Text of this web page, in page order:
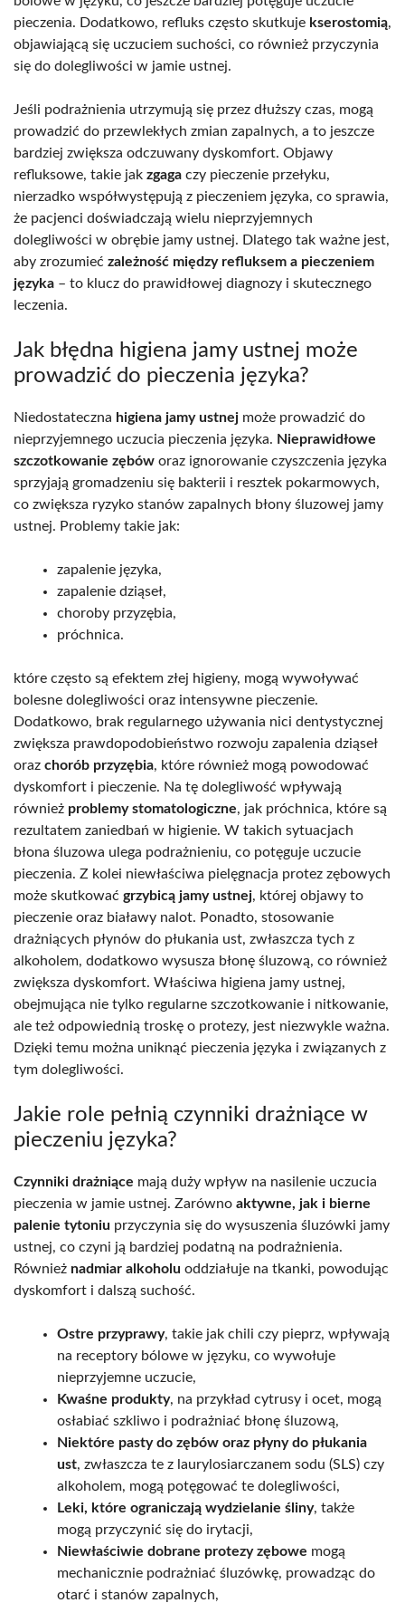
pieczenia. Dodatkowo, refluks często skutkuje kserostomią,
objawiającą się uczuciem suchości, co również przyczynia
się do dolegliwości w jamie ustnej.
Jeśli podrażnienia utrzymują się przez dłuższy czas, mogą
prowadzić do przewlekłych zmian zapalnych, a to jeszcze
bardziej zwiększa odczuwany dyskomfort. Objawy
refluksowe, takie jak zgaga czy pieczenie przełyku,
nierzadko współwystępują z pieczeniem języka, co sprawia,
że pacjenci doświadczają wielu nieprzyjemnych
dolegliwości w obrębie jamy ustnej. Dlatego tak ważne jest,
aby zrozumieć zależność między refluksem a pieczeniem
języka – to klucz do prawidłowej diagnozy i skutecznego
leczenia.
Jak błędna higiena jamy ustnej może
prowadzić do pieczenia języka?
Niedostateczna higiena jamy ustnej może prowadzić do
nieprzyjemnego uczucia pieczenia języka. Nieprawidłowe
szczotkowanie zębów oraz ignorowanie czyszczenia języka
sprzyjają gromadzeniu się bakterii i resztek pokarmowych,
co zwiększa ryzyko stanów zapalnych błony śluzowej jamy
ustnej. Problemy takie jak:
zapalenie języka,
zapalenie dziąseł,
choroby przyzębia,
próchnica.
które często są efektem złej higieny, mogą wywoływać
bolesne dolegliwości oraz intensywne pieczenie.
Dodatkowo, brak regularnego używania nici dentystycznej
zwiększa prawdopodobieństwo rozwoju zapalenia dziąseł
oraz chorób przyzębia, które również mogą powodować
dyskomfort i pieczenie. Na tę dolegliwość wpływają
również problemy stomatologiczne, jak próchnica, które są
rezultatem zaniedbań w higienie. W takich sytuacjach
błona śluzowa ulega podrażnieniu, co potęguje uczucie
pieczenia. Z kolei niewłaściwa pielęgnacja protez zębowych
może skutkować grzybicą jamy ustnej, której objawy to
pieczenie oraz białawy nalot. Ponadto, stosowanie
drażniących płynów do płukania ust, zwłaszcza tych z
alkoholem, dodatkowo wysusza błonę śluzową, co również
zwiększa dyskomfort. Właściwa higiena jamy ustnej,
obejmująca nie tylko regularne szczotkowanie i nitkowanie,
ale też odpowiednią troskę o protezy, jest niezwykle ważna.
Dzięki temu można uniknąć pieczenia języka i związanych z
tym dolegliwości.
Jakie role pełnią czynniki drażniące w
pieczeniu języka?
Czynniki drażniące mają duży wpływ na nasilenie uczucia
pieczenia w jamie ustnej. Zarówno aktywne, jak i bierne
palenie tytoniu przyczynia się do wysuszenia śluzówki jamy
ustnej, co czyni ją bardziej podatną na podrażnienia.
Również nadmiar alkoholu oddziałuje na tkanki, powodując
dyskomfort i dalszą suchość.
Ostre przyprawy, takie jak chili czy pieprz, wpływają
na receptory bólowe w języku, co wywołuje
nieprzyjemne uczucie,
Kwaśne produkty, na przykład cytrusy i ocet, mogą
osłabiać szkliwo i podrażniać błonę śluzową,
Niektóre pasty do zębów oraz płyny do płukania
ust, zwłaszcza te z laurylosiarczanem sodu (SLS) czy
alkoholem, mogą potęgować te dolegliwości,
Leki, które ograniczają wydzielanie śliny, także
mogą przyczynić się do irytacji,
Niewłaściwie dobrane protezy zębowe mogą
mechanicznie podrażniać śluzówkę, prowadząc do
otarć i stanów zapalnych,